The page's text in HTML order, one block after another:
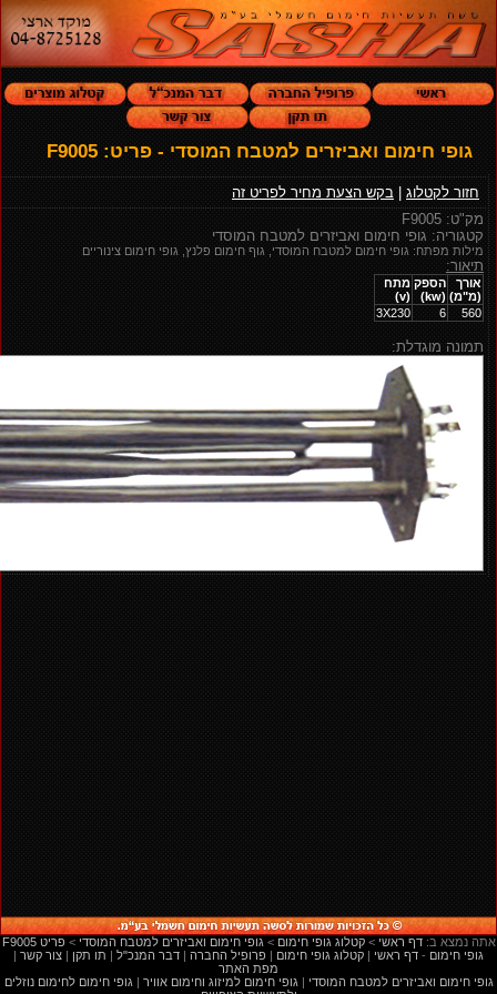
גופי חימום ואביזרים למטבח המוסדי - פריט: F9005
חזור לקטלוג
בקש הצעת מחיר לפריט זה
מק"ט: F9005
קטגוריה: גופי חימום ואביזרים למטבח המוסדי
מילות מפתח: גופי חימום למטבח המוסדי, גוף חימום פלנץ, גופי חימום צינוריים
תיאור:
אורך
(מ"מ)
הספק
(kw)
מתח
(v)
560
6
3X230
תמונה מוגדלת:
:אתה נמצא ב דף ראשי <קטלוג גופי חימום < גופי חימום ואביזרים למטבח המוסדי < F9005 פריט
גופי חימום - דף ראשי | קטלוג גופי חימום | פרופיל החברה | דבר המנכ"ל | תו תקן | צור קשר |
מפת האתר
גופי חימום ואביזרים למטבח המוסדי | גופי חימום למיזוג וחימום אוויר | גופי חימום לחימום נוזלים